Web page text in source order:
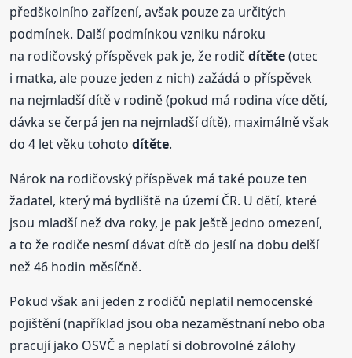
předškolního zařízení, avšak pouze za určitých
podmínek. Další podmínkou vzniku nároku
na rodičovský příspěvek pak je, že rodičdítěte(otec
i matka, ale pouze jeden z nich) zažádá o příspěvek
na nejmladší dítě v rodině (pokud má rodina více dětí,
dávka se čerpá jen na nejmladší dítě), maximálně však
do 4 let věku tohotodítěte.
Nárok na rodičovský příspěvek má také pouze ten
žadatel, který má bydliště na území ČR. U dětí, které
jsou mladší než dva roky, je pak ještě jedno omezení,
a to že rodiče nesmí dávat dítě do jeslí na dobu delší
než 46 hodin měsíčně.
Pokud však ani jeden z rodičů neplatil nemocenské
pojištění (například jsou oba nezaměstnaní nebo oba
pracují jako OSVČ a neplatí si dobrovolné zálohy